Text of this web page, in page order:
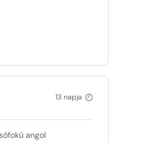
13 napja
angol